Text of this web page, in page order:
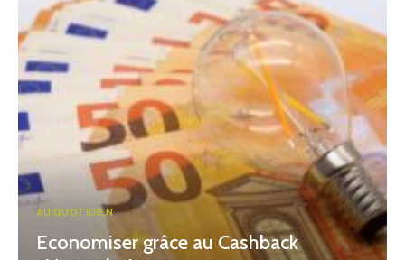
AU QUOTIDIEN
Economiser grâce au Cashback